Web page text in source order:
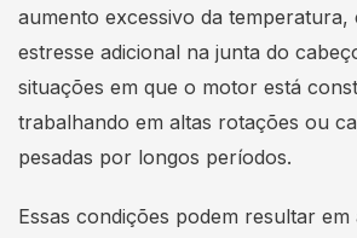
aumento excessivo da temperatura,
estresse adicional na junta do
situações em que o motor está
trabalhando em altas rotações ou
pesadas por longos períodos.
Essas condições podem resultar em